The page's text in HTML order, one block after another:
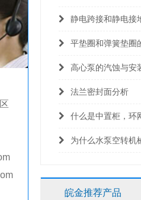
静电跨接和静电接
平垫圈和弹簧垫圈
高心泵的汽蚀与安
法兰密封面分析
什么是中置柜，环
为什么水泵空转机
皖金推荐产品